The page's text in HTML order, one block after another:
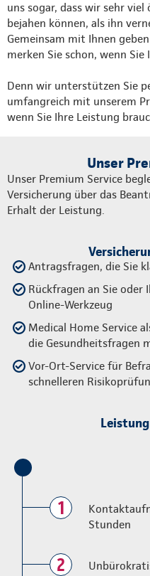
uns sogar, dass wir sehr
bejahen können, als ihn
Gemeinsam mit Ihnen
merken Sie schon, wenn
Denn wir unterstützen Sie
umfangreich mit unserem
wenn Sie Ihre Leistung
Unser
Unser Premium Service
Versicherung über das
Erhalt der Leistung.
Antragsfragen, die Sie
Rückfragen an Sie oder
Online-Werkzeug
Medical Home Service
die Gesundheitsfragen
Vor-Ort-Service für
schnelleren
1
Stunden
2